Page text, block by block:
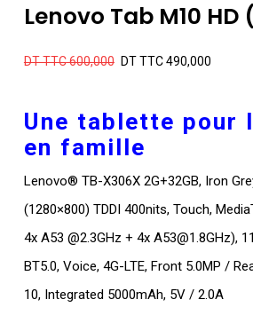
Lenovo Tab M10 HD
DT TTC600,000 Le
initial
était :
DT
TTC
DT TTC490,000Le
est
Une tablette pour
en famille
Lenovo® TB-X306X 2G+32GB, Iron
(1280×800) TDDI 400nits, Touch,
4x A53 @2.3GHz + 4x A53@1.8GHz),
BT5.0, Voice, 4G-LTE, Front 5.0MP /
10, Integrated 5000mAh, 5V / 2.0A